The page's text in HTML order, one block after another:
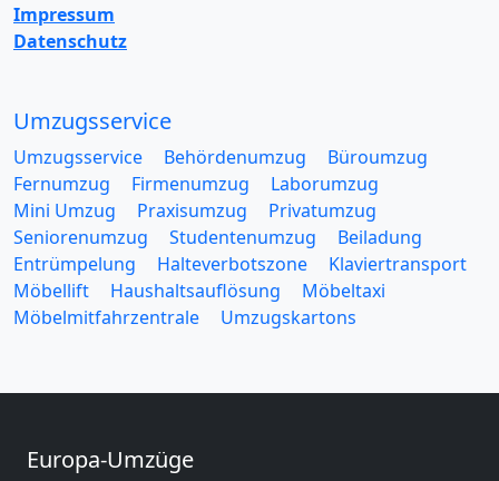
Impressum
Datenschutz
Umzugsservice
Umzugsservice Behördenumzug
Büroumzug
Fernumzug
Firmenumzug
Laborumzug
Mini Umzug
Praxisumzug
Privatumzug
Seniorenumzug
Studentenumzug
Beiladung
Entrümpelung
Halteverbotszone
Klaviertransport
Möbellift
Haushaltsauflösung
Möbeltaxi
Möbelmitfahrzentrale
Umzugskartons
Europa-Umzüge